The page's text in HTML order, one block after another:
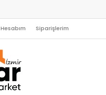
Hesabım Siparişlerim